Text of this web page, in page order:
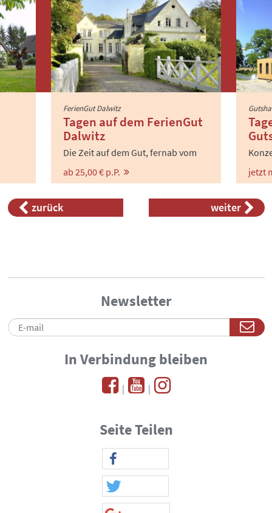
FerienGut Dalwitz
Tagen auf dem FerienGut
Dalwitz
Die Zeit auf dem Gut, fernab vom
Alltag – viel zu schnell vorbei.
ab 25,00 € p.P. jetzt
zurück weiter
Newsletter
In Verbindung bleiben
| |
Seite Teilen